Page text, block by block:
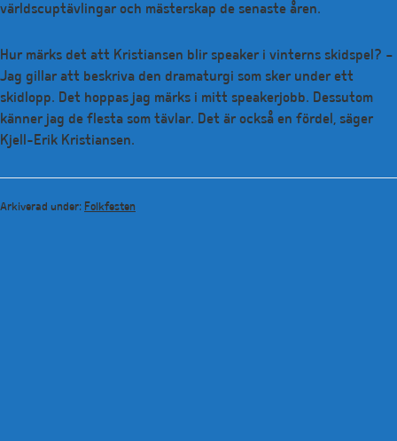
världscuptävlingar och mästerskap de senaste åren.
Hur märks det att Kristiansen blir speaker i vinterns skidspel? –
Jag gillar att beskriva den dramaturgi som sker under ett
skidlopp. Det hoppas jag märks i mitt speakerjobb. Dessutom
känner jag de flesta som tävlar. Det är också en fördel, säger
Kjell-Erik Kristiansen.
Arkiverad under:Folkfesten